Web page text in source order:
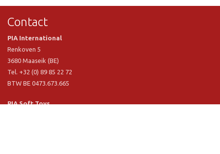
Contact
PIA International
Renkoven 5
3680 Maaseik (BE)
Tel. +32 (0) 89 85 22 72
BTW BE 0473.673.665
PIA Soft Toys